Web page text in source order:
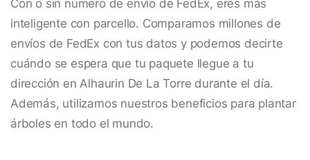
Con o sin número de envío de FedEx, eres más
inteligente con parcello. Comparamos millones de
envíos de FedEx con tus datos y podemos decirte
cuándo se espera que tu paquete llegue a tu
dirección en Alhaurin De La Torre durante el día.
Además, utilizamos nuestros beneficios para plantar
árboles en todo el mundo.